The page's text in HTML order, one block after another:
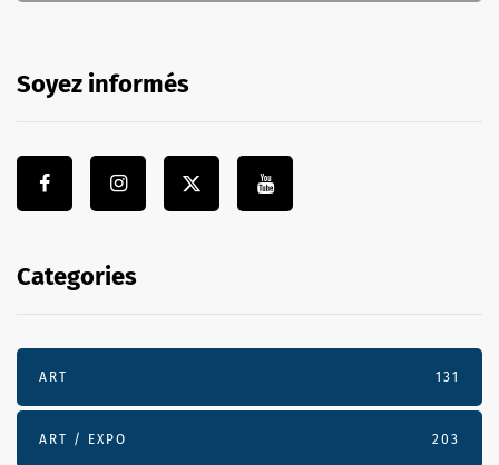
Soyez informés
Categories
ART 131
ART / EXPO 203